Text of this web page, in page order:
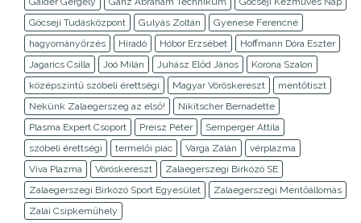
Göcseji Tudásközpont
Gulyás Zoltán
Gyenese Ferencné
hagyományőrzés
Híradó Hóbor Erzsébet
Hoffmann Dóra Eszter
Jagarics Csilla
Joó Milán Juhász Előd János
Korona Szalon
középszintű szóbeli érettségi
Magyar Vöröskereszt
mentőtiszt
Nekünk Zalaegerszeg az első!
Nikitscher Bernadette
Plasma Expert Csoport
Preisz Péter
Semperger Attila
szóbeli érettségi
termelői piac Varga Zalán
vérplazma
Viva Plazma
Vöröskereszt
Zalaegerszegi Birkózó SE
Zalaegerszegi Birkózó Sport Egyesület
Zalaegerszegi Mentőállomás
Zalai Csipkeműhely